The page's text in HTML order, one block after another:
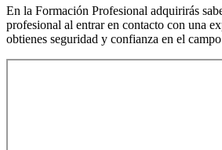
En la Formación Profesional adquirirás
profesional al entrar en contacto con una
obtienes seguridad y confianza en el